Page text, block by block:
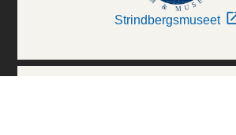
Strindbergsmuseet